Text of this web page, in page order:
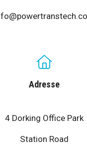
Adresse
4 Dorking Office Park
Station Road